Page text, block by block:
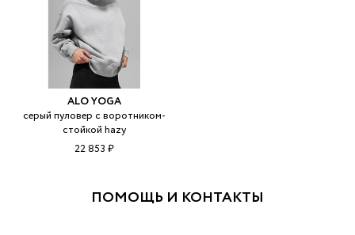
ALO YOGA
серый пуловер с воротником-
стойкой hazy
22 853 ₽
ПОМОЩЬ И КОНТАКТЫ